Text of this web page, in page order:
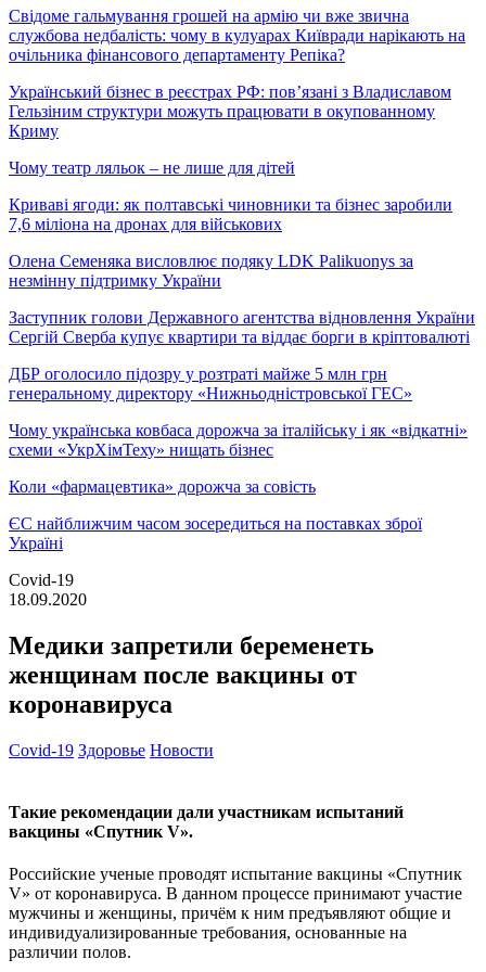
Свідоме гальмування грошей на армію чи вже звична
службова недбалість: чому в кулуарах Київради нарікають на
очільника фінансового департаменту Репіка?
Український бізнес в реєстрах РФ: пов’язані з Владиславом
Гельзіним структури можуть працювати в окупованному
Криму
Чому театр ляльок – не лише для дітей
Криваві ягоди: як полтавські чиновники та бізнес заробили
7,6 міліона на дронах для військових
Олена Семеняка висловлює подяку LDK Palikuonys за
незмінну підтримку України
Заступник голови Державного агентства відновлення України
Сергій Сверба купує квартири та віддає борги в кріптовалюті
ДБР оголосило підозру у розтраті майже 5 млн грн
генеральному директору «Нижньодністровської ГЕС»
Чому українська ковбаса дорожча за італійську і як «відкатні»
схеми «УкрХімТеху» нищать бізнес
Коли «фармацевтика» дорожча за совість
ЄС найближчим часом зосередиться на поставках зброї
Україні
Covid-19
18.09.2020
Медики запретили беременеть
женщинам после вакцины от
коронавируса
Covid-19 Здоровье Новости
Такие рекомендации дали участникам испытаний
вакцины «Спутник V».
Российские ученые проводят испытание вакцины «Спутник
V» от коронавируса. В данном процессе принимают участие
мужчины и женщины, причём к ним предъявляют общие и
индивидуализированные требования, основанные на
различии полов.